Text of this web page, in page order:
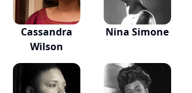
Cassandra
Wilson
Nina Simone